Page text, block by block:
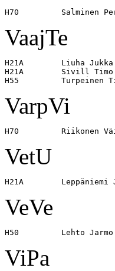
VaajTe
H21A        Liuha
H21A        Sivill
VarpVi
VetU
VeVe
ViPa